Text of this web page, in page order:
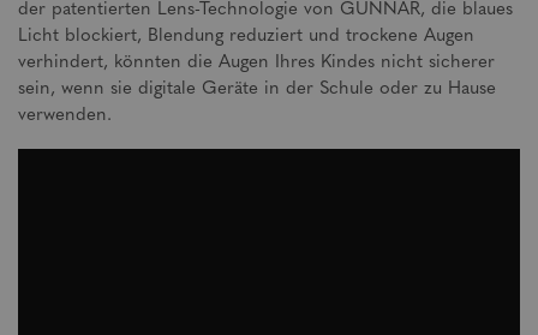
der patentierten Lens-Technologie von GUNNAR, die blaues
Licht blockiert, Blendung reduziert und trockene Augen
verhindert, könnten die Augen Ihres Kindes nicht sicherer
sein, wenn sie digitale Geräte in der Schule oder zu Hause
verwenden.